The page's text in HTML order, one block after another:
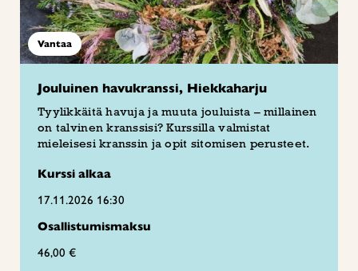
Vantaa
Jouluinen havukranssi, Hiekkaharju
Tyylikkäitä havuja ja muuta jouluista – millainen
on talvinen kranssisi? Kurssilla valmistat
mieleisesi kranssin ja opit sitomisen perusteet.
Kurssi alkaa
17.11.2026 16:30
Osallistumismaksu
46,00 €